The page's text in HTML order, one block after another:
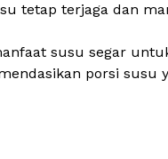
tetap terjaga dan
susu segar
porsi susu